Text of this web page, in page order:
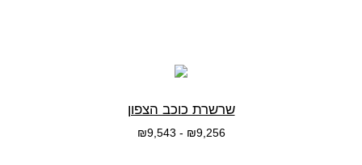
שרשרת כוכב הצפון
₪9,256
-
₪9,543